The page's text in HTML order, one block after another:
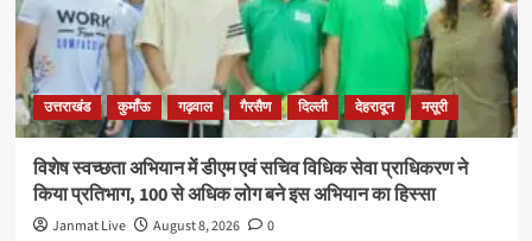
उत्तराखंड कुमाँऊ गढ़वाल गैरसैण दिल्ली देहरादून मसूरी
विशेष स्वच्छता अभियान में डीएम एवं सचिव विधिक सेवा प्राधिकरण ने
किया प्रतिभाग, 100 से अधिक लोग बने इस अभियान का हिस्सा
Janmat Live August 8, 2026 0